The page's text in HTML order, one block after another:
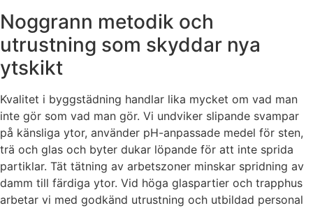
Noggrann metodik och
utrustning som skyddar nya
ytskikt
Kvalitet i byggstädning handlar lika mycket om vad man
inte gör som vad man gör. Vi undviker slipande svampar
på känsliga ytor, använder pH-anpassade medel för sten,
trä och glas och byter dukar löpande för att inte sprida
partiklar. Tät tätning av arbetszoner minskar spridning av
damm till färdiga ytor. Vid höga glaspartier och trapphus
arbetar vi med godkänd utrustning och utbildad personal